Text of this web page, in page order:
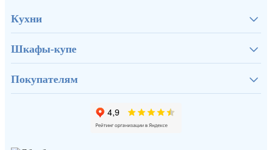
Кухни
Шкафы-купе
Покупателям